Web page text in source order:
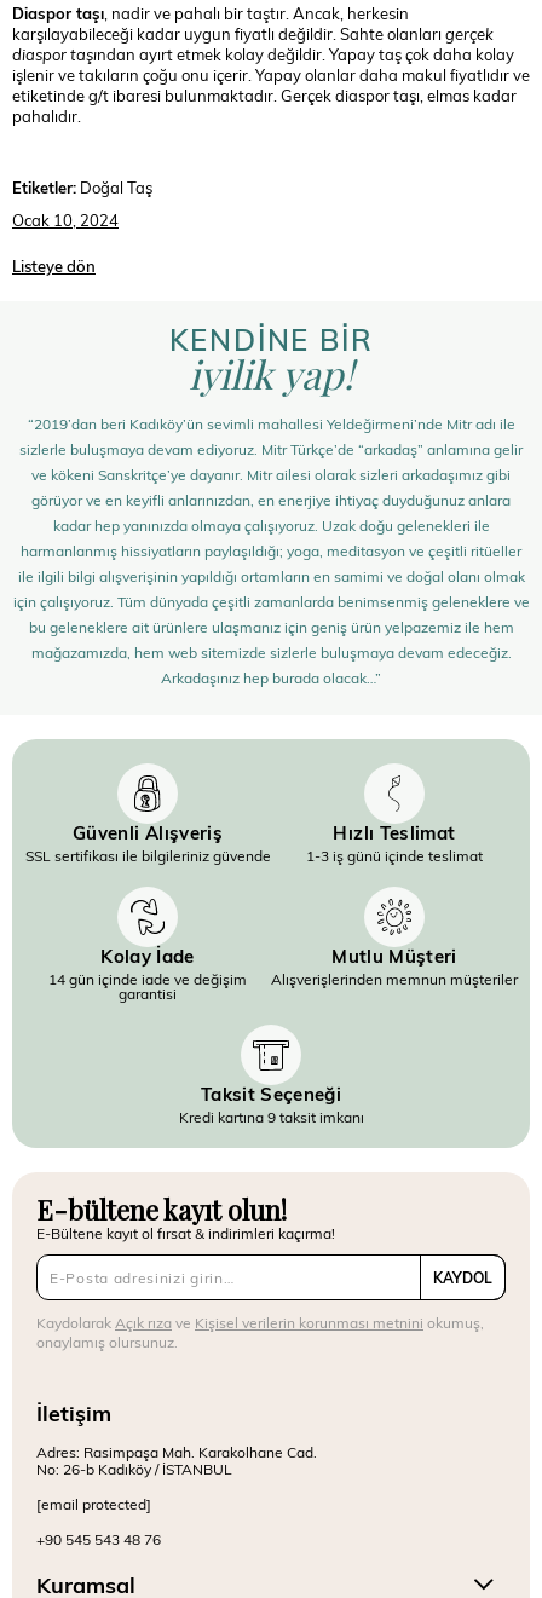
Diaspor taşı , nadir ve pahalı bir taştır. Ancak, herkesin
karşılayabileceği kadar uygun fiyatlı değildir. Sahte olanları gerçek
diaspor taşından ayırt etmek kolay değildir. Yapay taş çok daha kolay
işlenir ve takıların çoğu onu içerir. Yapay olanlar daha makul fiyatlıdır ve
etiketinde g/t ibaresi bulunmaktadır. Gerçek diaspor taşı, elmas kadar
pahalıdır.
Etiketler: Doğal Taş
Ocak 10, 2024
Listeye dön
KENDİNE BİR
iyilik yap!
“2019’dan beri Kadıköy’ün sevimli mahallesi Yeldeğirmeni’nde Mitr adı ile
sizlerle buluşmaya devam ediyoruz. Mitr Türkçe’de “arkadaş” anlamına gelir
ve kökeni Sanskritçe’ye dayanır. Mitr ailesi olarak sizleri arkadaşımız gibi
görüyor ve en keyifli anlarınızdan, en enerjiye ihtiyaç duyduğunuz anlara
kadar hep yanınızda olmaya çalışıyoruz. Uzak doğu gelenekleri ile
harmanlanmış hissiyatların paylaşıldığı; yoga, meditasyon ve çeşitli ritüeller
ile ilgili bilgi alışverişinin yapıldığı ortamların en samimi ve doğal olanı olmak
için çalışıyoruz. Tüm dünyada çeşitli zamanlarda benimsenmiş geleneklere ve
bu geleneklere ait ürünlere ulaşmanız için geniş ürün yelpazemiz ile hem
mağazamızda, hem web sitemizde sizlerle buluşmaya devam edeceğiz.
Arkadaşınız hep burada olacak…”
Güvenli Alışveriş
SSL sertifikası ile bilgileriniz güvende
Hızlı Teslimat
1-3 iş günü içinde teslimat
Kolay İade
14 gün içinde iade ve değişim
garantisi
Mutlu Müşteri
Alışverişlerinden memnun müşteriler
Taksit Seçeneği
Kredi kartına 9 taksit imkanı
E-bültene kayıt olun!
E-Bültene kayıt ol fırsat & indirimleri kaçırma!
KAYDOL
KaydolarakAçık rızave Kişisel verilerin korunması metnini okumuş,
onaylamış olursunuz.
İletişim
Adres: Rasimpaşa Mah. Karakolhane Cad.
No: 26-b Kadıköy / İSTANBUL
[email protected]
+90 545 543 48 76
Kuramsal